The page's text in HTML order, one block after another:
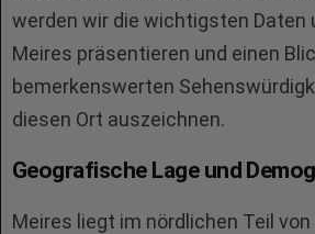
werden wir die wichtigsten Daten
Meires präsentieren und einen
bemerkenswerten
diesen Ort auszeichnen.
Geografische Lage und
Meires liegt im nördlichen Teil